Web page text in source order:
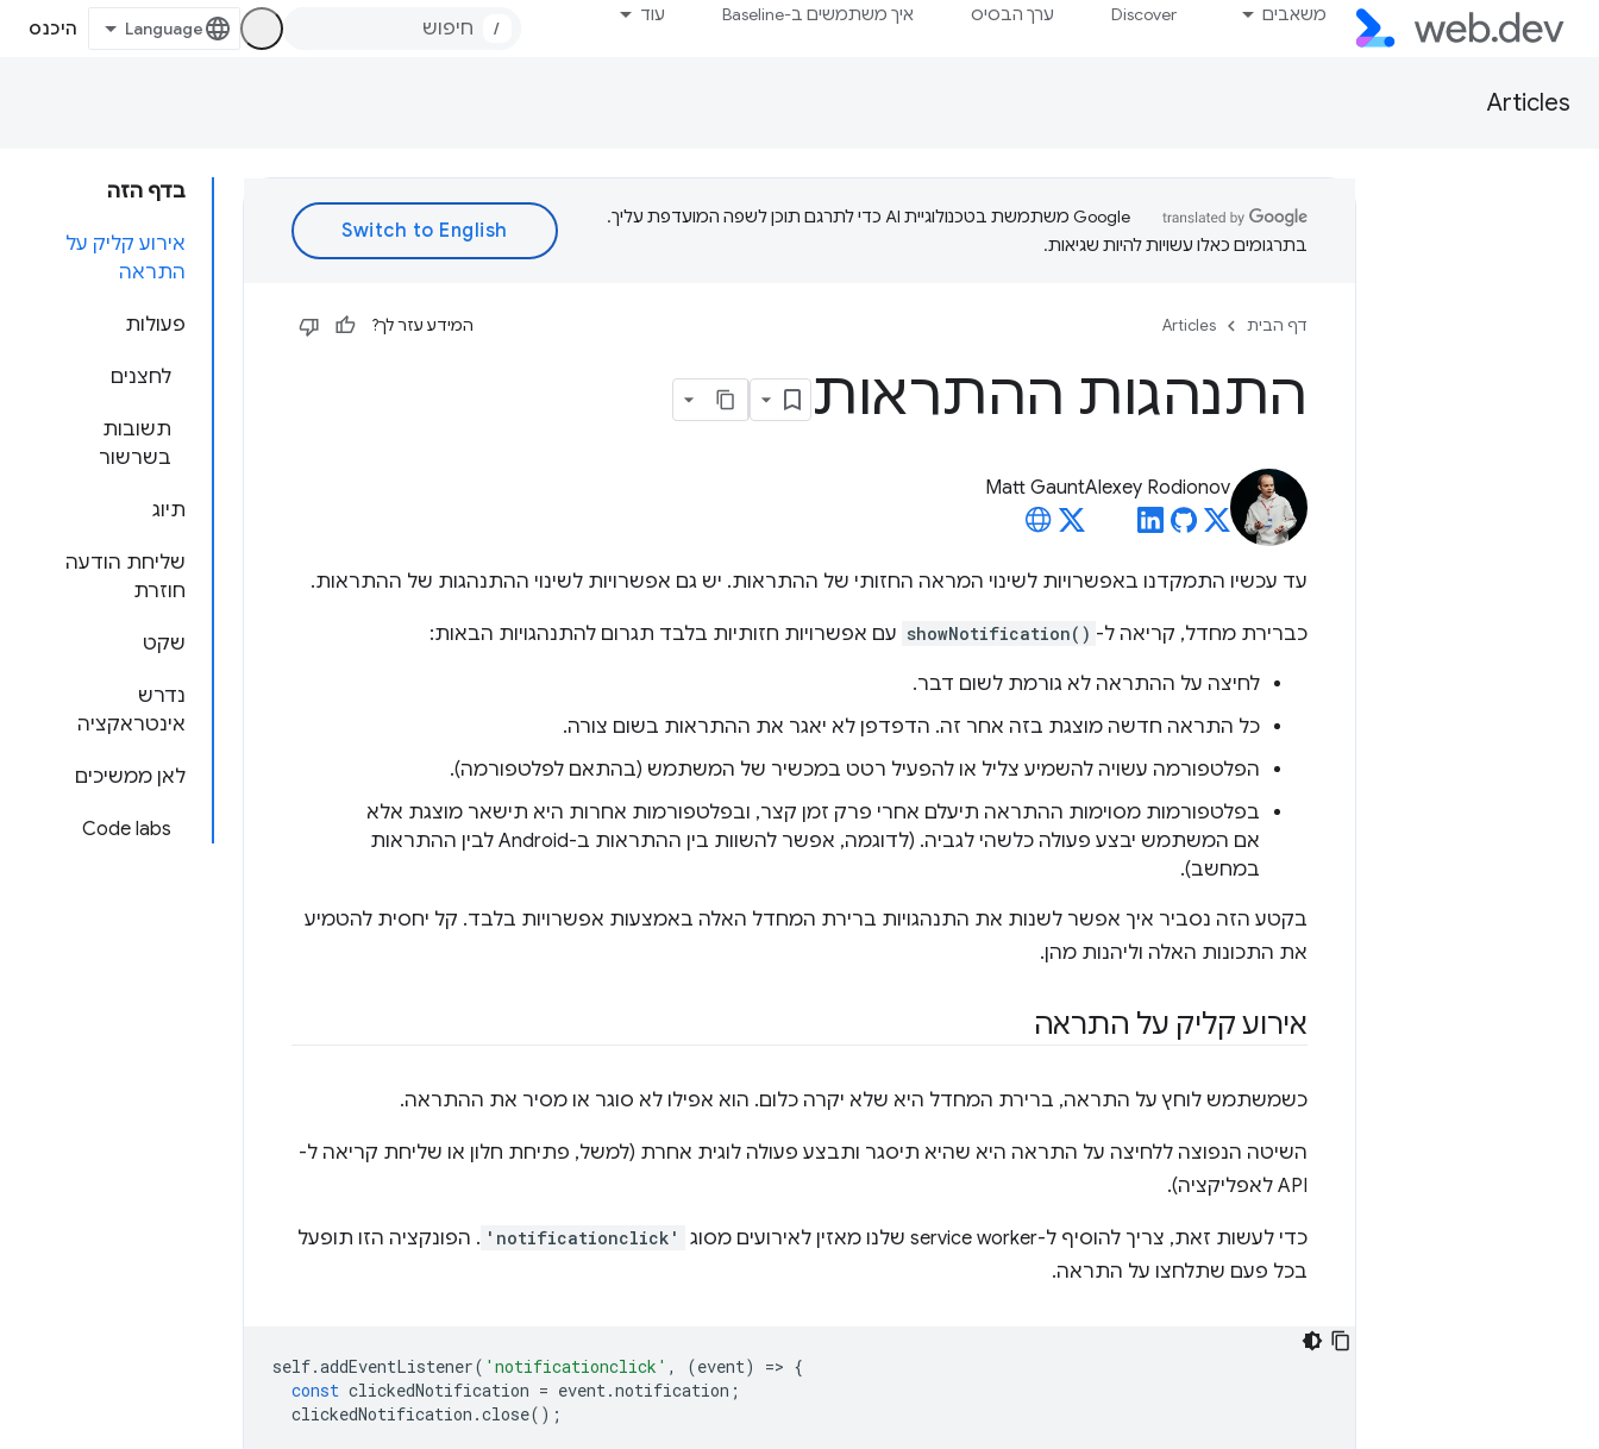
משאבים Discover ערך הבסיס איך משתמשים ב-Baseline עוד
/ היכנס
Articles
בדף הזה
אירוע קליק על
התראה
פעולות
לחצנים
תשובות
בשרשור
תיוג
שליחת הודעה
חוזרת
שקט
נדרש
אינטראקציה
לאן ממשיכים
Code labs
‫Google משתמשת בטכנולוגיית AI כדי לתרגם תוכן לשפה המועדפת עליך.
בתרגומים כאלו עשויות להיות שגיאות.
דף הבית Articles המידע עזר לך?
התנהגות ההתראות
Alexey Rodionov
Matt Gaunt
עד עכשיו התמקדנו באפשרויות לשינוי המראה החזותי של ההתראות. יש גם אפשרויות לשינוי ההתנהגות של ההתראות.
כברירת מחדל, קריאה ל- showNotification() עם אפשרויות חזותיות בלבד תגרום להתנהגויות הבאות:
לחיצה על ההתראה לא גורמת לשום דבר.
כל התראה חדשה מוצגת בזה אחר זה. הדפדפן לא יאגר את ההתראות בשום צורה.
הפלטפורמה עשויה להשמיע צליל או להפעיל רטט במכשיר של המשתמש (בהתאם לפלטפורמה).
בפלטפורמות מסוימות ההתראה תיעלם אחרי פרק זמן קצר, ובפלטפורמות אחרות היא תישאר מוצגת אלא
אם המשתמש יבצע פעולה כלשהי לגביה. (לדוגמה, אפשר להשוות בין ההתראות ב-Android לבין ההתראות
במחשב).
בקטע הזה נסביר איך אפשר לשנות את התנהגויות ברירת המחדל האלה באמצעות אפשרויות בלבד. קל יחסית להטמיע
את התכונות האלה וליהנות מהן.
אירוע קליק על התראה
כשמשתמש לוחץ על התראה, ברירת המחדל היא שלא יקרה כלום. הוא אפילו לא סוגר או מסיר את ההתראה.
השיטה הנפוצה ללחיצה על התראה היא שהיא תיסגר ותבצע פעולה לוגית אחרת (למשל, פתיחת חלון או שליחת קריאה ל-
API לאפליקציה).
כדי לעשות זאת, צריך להוסיף ל-service worker שלנו מאזין לאירועים מסוג 'notificationclick' . הפונקציה הזו תופעל
בכל פעם שתלחצו על התראה.
self.addEventListener( 'notificationclick' , (event) => {
const clickedNotification = event.notification ;
clickedNotification .close();